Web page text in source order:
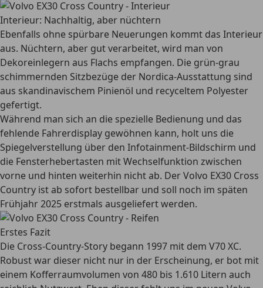
Interieur: Nachhaltig, aber nüchtern
Ebenfalls ohne spürbare Neuerungen kommt das Interieur
aus. Nüchtern, aber gut verarbeitet, wird man von
Dekoreinlegern aus Flachs empfangen. Die grün-grau
schimmernden Sitzbezüge der Nordica-Ausstattung sind
aus skandinavischem Pinienöl und recyceltem Polyester
gefertigt.
Während man sich an die spezielle Bedienung und das
fehlende Fahrerdisplay gewöhnen kann, holt uns die
Spiegelverstellung über den Infotainment-Bildschirm und
die Fensterhebertasten mit Wechselfunktion zwischen
vorne und hinten weiterhin nicht ab. Der Volvo EX30 Cross
Country ist ab sofort bestellbar und soll noch im späten
Frühjahr 2025 erstmals ausgeliefert werden.
Erstes Fazit
Die Cross-Country-Story begann 1997 mit dem V70 XC.
Robust war dieser nicht nur in der Erscheinung, er bot mit
einem Kofferraumvolumen von 480 bis 1.610 Litern auch